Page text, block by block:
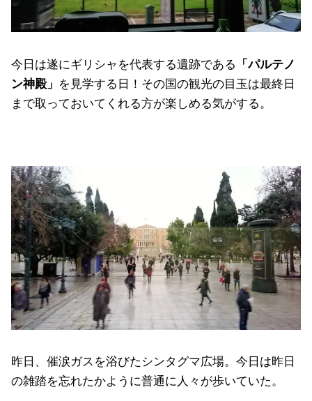
今日は遂にギリシャを代表する遺跡である
「パルテノ
ン神殿」 を見学する日！その国の観光の目玉は最終日
まで取っておいてくれる方が楽しめる気がする。
昨日、催涙ガスを浴びたシンタグマ広場。今日は昨日
の雑踏を忘れたかように普通に人々が歩いていた。